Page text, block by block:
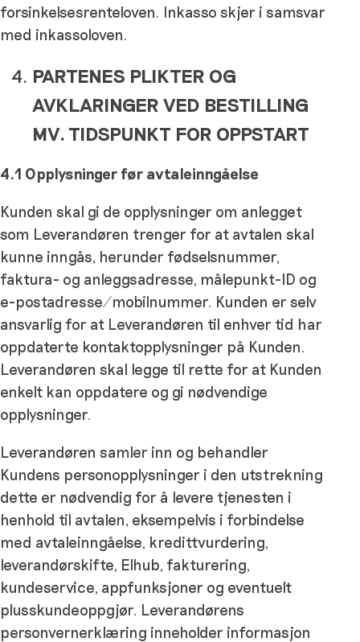
forsinkelsesrenteloven. Inkasso skjer i samsvar
med inkassoloven.
PARTENES PLIKTER OG
AVKLARINGER VED BESTILLING
MV. TIDSPUNKT FOR OPPSTART
4.1 Opplysninger før avtaleinngåelse
Kunden skal gi de opplysninger om anlegget
som Leverandøren trenger for at avtalen skal
kunne inngås, herunder fødselsnummer,
faktura- og anleggsadresse, målepunkt-ID og
e-postadresse/mobilnummer. Kunden er selv
ansvarlig for at Leverandøren til enhver tid har
oppdaterte kontaktopplysninger på Kunden.
Leverandøren skal legge til rette for at Kunden
enkelt kan oppdatere og gi nødvendige
opplysninger.
Leverandøren samler inn og behandler
Kundens personopplysninger i den utstrekning
dette er nødvendig for å levere tjenesten i
henhold til avtalen, eksempelvis i forbindelse
med avtaleinngåelse, kredittvurdering,
leverandørskifte, Elhub, fakturering,
kundeservice, appfunksjoner og eventuelt
plusskundeoppgjør. Leverandørens
personvernerklæring inneholder informasjon